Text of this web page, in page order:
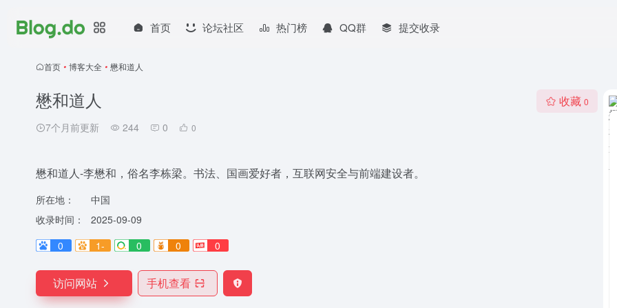
首页 论坛社区 热门榜 QQ群 提交收录
首页 • 博客大全 • 懋和道人
懋和道人
7个月前更新 244 0 0
收藏 0
懋和道人-李懋和，俗名李栋梁。书法、国画爱好者，互联网安全与前端建设者。
所在地：
中国
收录时间：
2025-09-09
0
1- 0 0 0
访问网站 手机查看